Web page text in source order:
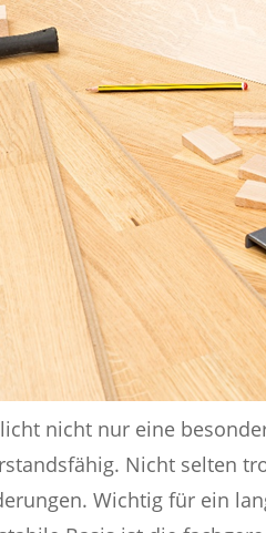
nicht nur eine
Nicht selten
Wichtig für ein